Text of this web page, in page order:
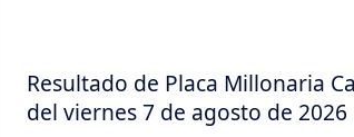
Resultado de Placa Millonaria
del viernes 7 de agosto de 2026